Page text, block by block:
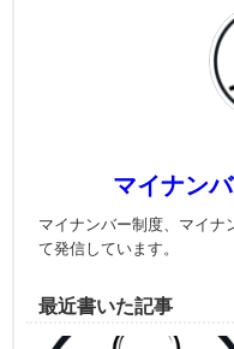
マイナン
マイナンバー制度、マイナ
て発信しています。
最近書いた記事